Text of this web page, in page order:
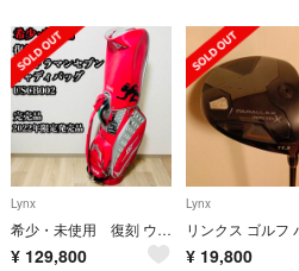
Lynx
希少・未使用 復刻 ウルトラマンセブン キャディバッグ USCB002 絶版
¥ 129,800
Lynx
¥ 19,800